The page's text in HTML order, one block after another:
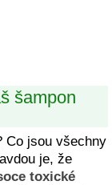
šampon
Co jsou všechny
je, že
toxické